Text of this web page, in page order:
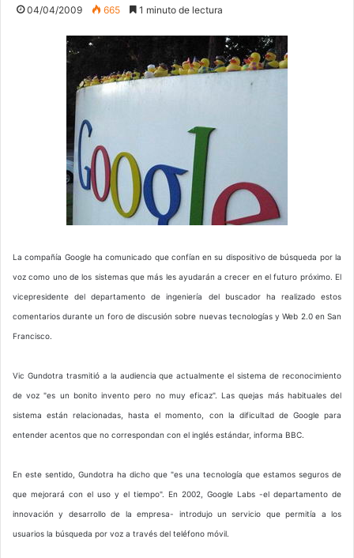
04/04/2009 665 1 minuto de lectura
La compañía Google ha comunicado que confían en su dispositivo de búsqueda por la
voz como uno de los sistemas que más les ayudarán a crecer en el futuro próximo. El
vicepresidente del departamento de ingeniería del buscador ha realizado estos
comentarios durante un foro de discusión sobre nuevas tecnologías y Web 2.0 en San
Francisco.
Vic Gundotra trasmitió a la audiencia que actualmente el sistema de reconocimiento
de voz "es un bonito invento pero no muy eficaz". Las quejas más habituales del
sistema están relacionadas, hasta el momento, con la dificultad de Google para
entender acentos que no correspondan con el inglés estándar, informa BBC.
En este sentido, Gundotra ha dicho que "es una tecnología que estamos seguros de
que mejorará con el uso y el tiempo". En 2002, Google Labs -el departamento de
innovación y desarrollo de la empresa- introdujo un servicio que permitía a los
usuarios la búsqueda por voz a través del teléfono móvil.